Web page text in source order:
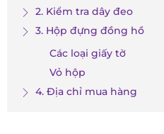
2. Kiểm tra dây đeo
3. Hộp đựng đồng hồ
Các loại giấy tờ
Vỏ hộp
4. Địa chỉ mua hàng